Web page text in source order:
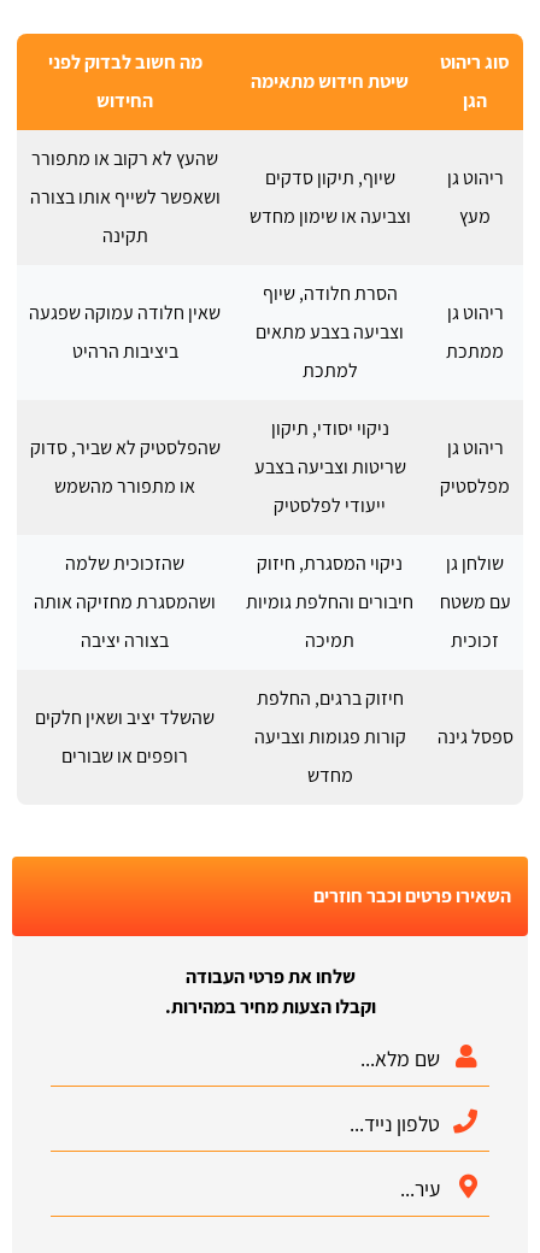
סוג ריהוט
הגן
שיטת חידוש מתאימה
מה חשוב לבדוק לפני
החידוש
ריהוט גן
מעץ
שיוף, תיקון סדקים
וצביעה או שימון מחדש
שהעץ לא רקוב או מתפורר
ושאפשר לשייף אותו בצורה
תקינה
ריהוט גן
ממתכת
הסרת חלודה, שיוף
וצביעה בצבע מתאים
למתכת
שאין חלודה עמוקה שפגעה
ביציבות הרהיט
ריהוט גן
מפלסטיק
ניקוי יסודי, תיקון
שריטות וצביעה בצבע
ייעודי לפלסטיק
שהפלסטיק לא שביר, סדוק
או מתפורר מהשמש
שולחן גן
עם משטח
זכוכית
ניקוי המסגרת, חיזוק
חיבורים והחלפת גומיות
תמיכה
שהזכוכית שלמה
ושהמסגרת מחזיקה אותה
בצורה יציבה
ספסל גינה
חיזוק ברגים, החלפת
קורות פגומות וצביעה
מחדש
שהשלד יציב ושאין חלקים
רופפים או שבורים
השאירו פרטים וכבר חוזרים
שלחו את פרטי העבודה
וקבלו הצעות מחיר במהירות.